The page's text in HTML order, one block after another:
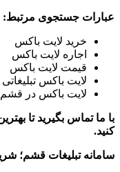
عبارات جستجوی مرتبط:
خرید لایت باکس
اجاره لایت باکس
قیمت لایت باکس
لایت باکس تبلیغاتی
لایت باکس در قشم
با ما تماس بگیرید تا
کنید.
سامانه تبلیغات قشم؛